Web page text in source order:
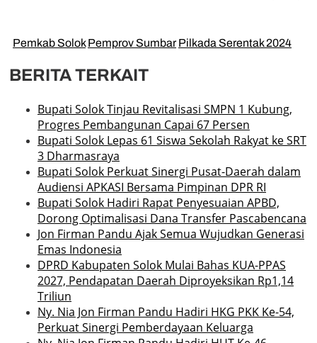
Pemkab Solok Pemprov Sumbar Pilkada Serentak 2024
BERITA TERKAIT
Bupati Solok Tinjau Revitalisasi SMPN 1 Kubung,
Progres Pembangunan Capai 67 Persen
Bupati Solok Lepas 61 Siswa Sekolah Rakyat ke SRT
3 Dharmasraya
Bupati Solok Perkuat Sinergi Pusat-Daerah dalam
Audiensi APKASI Bersama Pimpinan DPR RI
Bupati Solok Hadiri Rapat Penyesuaian APBD,
Dorong Optimalisasi Dana Transfer Pascabencana
Jon Firman Pandu Ajak Semua Wujudkan Generasi
Emas Indonesia
DPRD Kabupaten Solok Mulai Bahas KUA-PPAS
2027, Pendapatan Daerah Diproyeksikan Rp1,14
Triliun
Ny. Nia Jon Firman Pandu Hadiri HKG PKK Ke-54,
Perkuat Sinergi Pemberdayaan Keluarga